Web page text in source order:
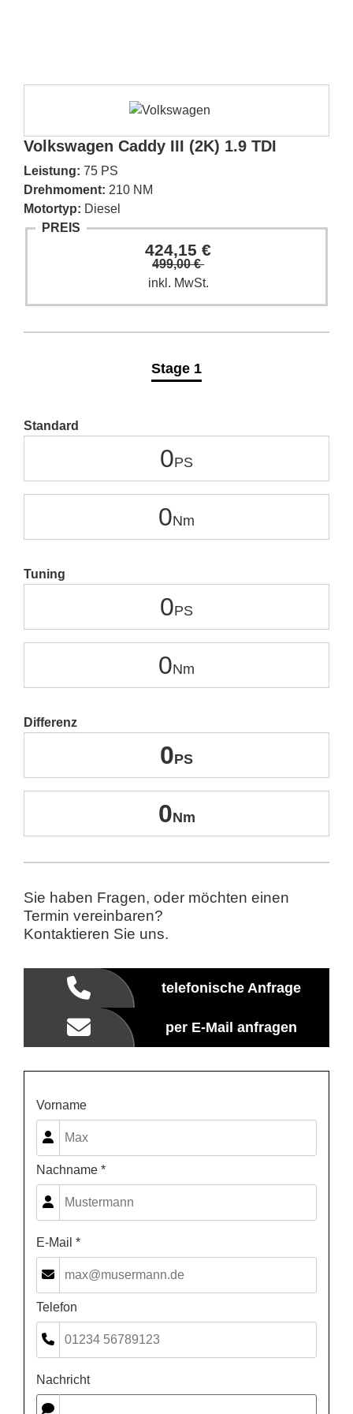
Volkswagen Caddy III (2K) 1.9 TDI
Leistung: 75 PS
Drehmoment: 210 NM
Motortyp: Diesel
PREIS
424,15 €
499,00 €
inkl. MwSt.
Stage 1
Standard
0
0
Tuning
0
0
Differenz
0
0
Sie haben Fragen, oder möchten einen
Termin vereinbaren?
Kontaktieren Sie uns.
telefonische Anfrage
per E-Mail anfragen
Vorname
Nachname *
E-Mail *
Telefon
Nachricht